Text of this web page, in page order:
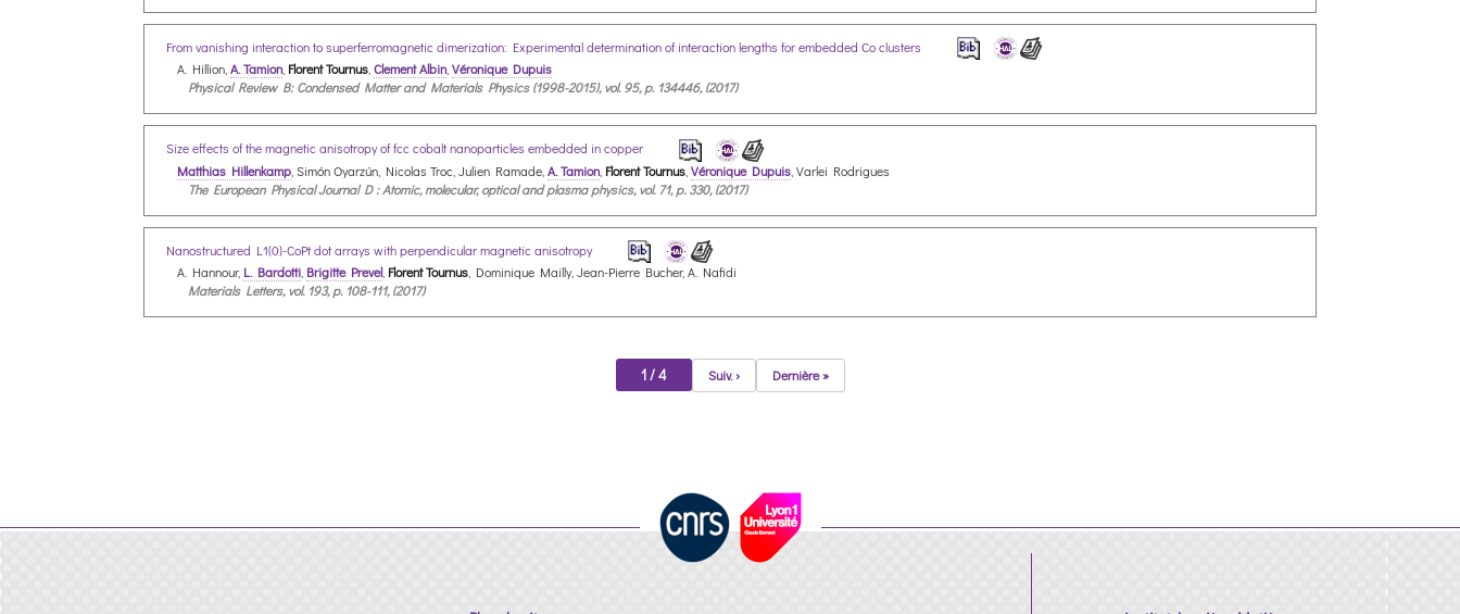
From vanishing interaction to superferromagnetic dimerization: Experimental determination of interaction lengths for embedded Co clusters
A. Hillion,A. Tamion, Florent Tournus,Clement Albin,Véronique Dupuis
Physical Review B: Condensed Matter and Materials Physics (1998-2015), vol. 95, p. 134446, (2017)
Size effects of the magnetic anisotropy of fcc cobalt nanoparticles embedded in copper
Matthias Hillenkamp , Simón Oyarzún, Nicolas Troc, Julien Ramade, A. Tamion Florent Tournus Véronique Dupuis , Varlei Rodrigues
The European Physical Journal D : Atomic, molecular, optical and plasma physics, vol. 71, p. 330, (2017)
Nanostructured L1(0)-CoPt dot arrays with perpendicular magnetic anisotropy
A. Hannour, L. Bardotti Brigitte Prevel, Florent Tournus , Dominique Mailly, Jean-Pierre Bucher, A. Nafidi
Materials Letters, vol. 193, p. 108-111, (2017)
1 / 4 Suiv. › Dernière »